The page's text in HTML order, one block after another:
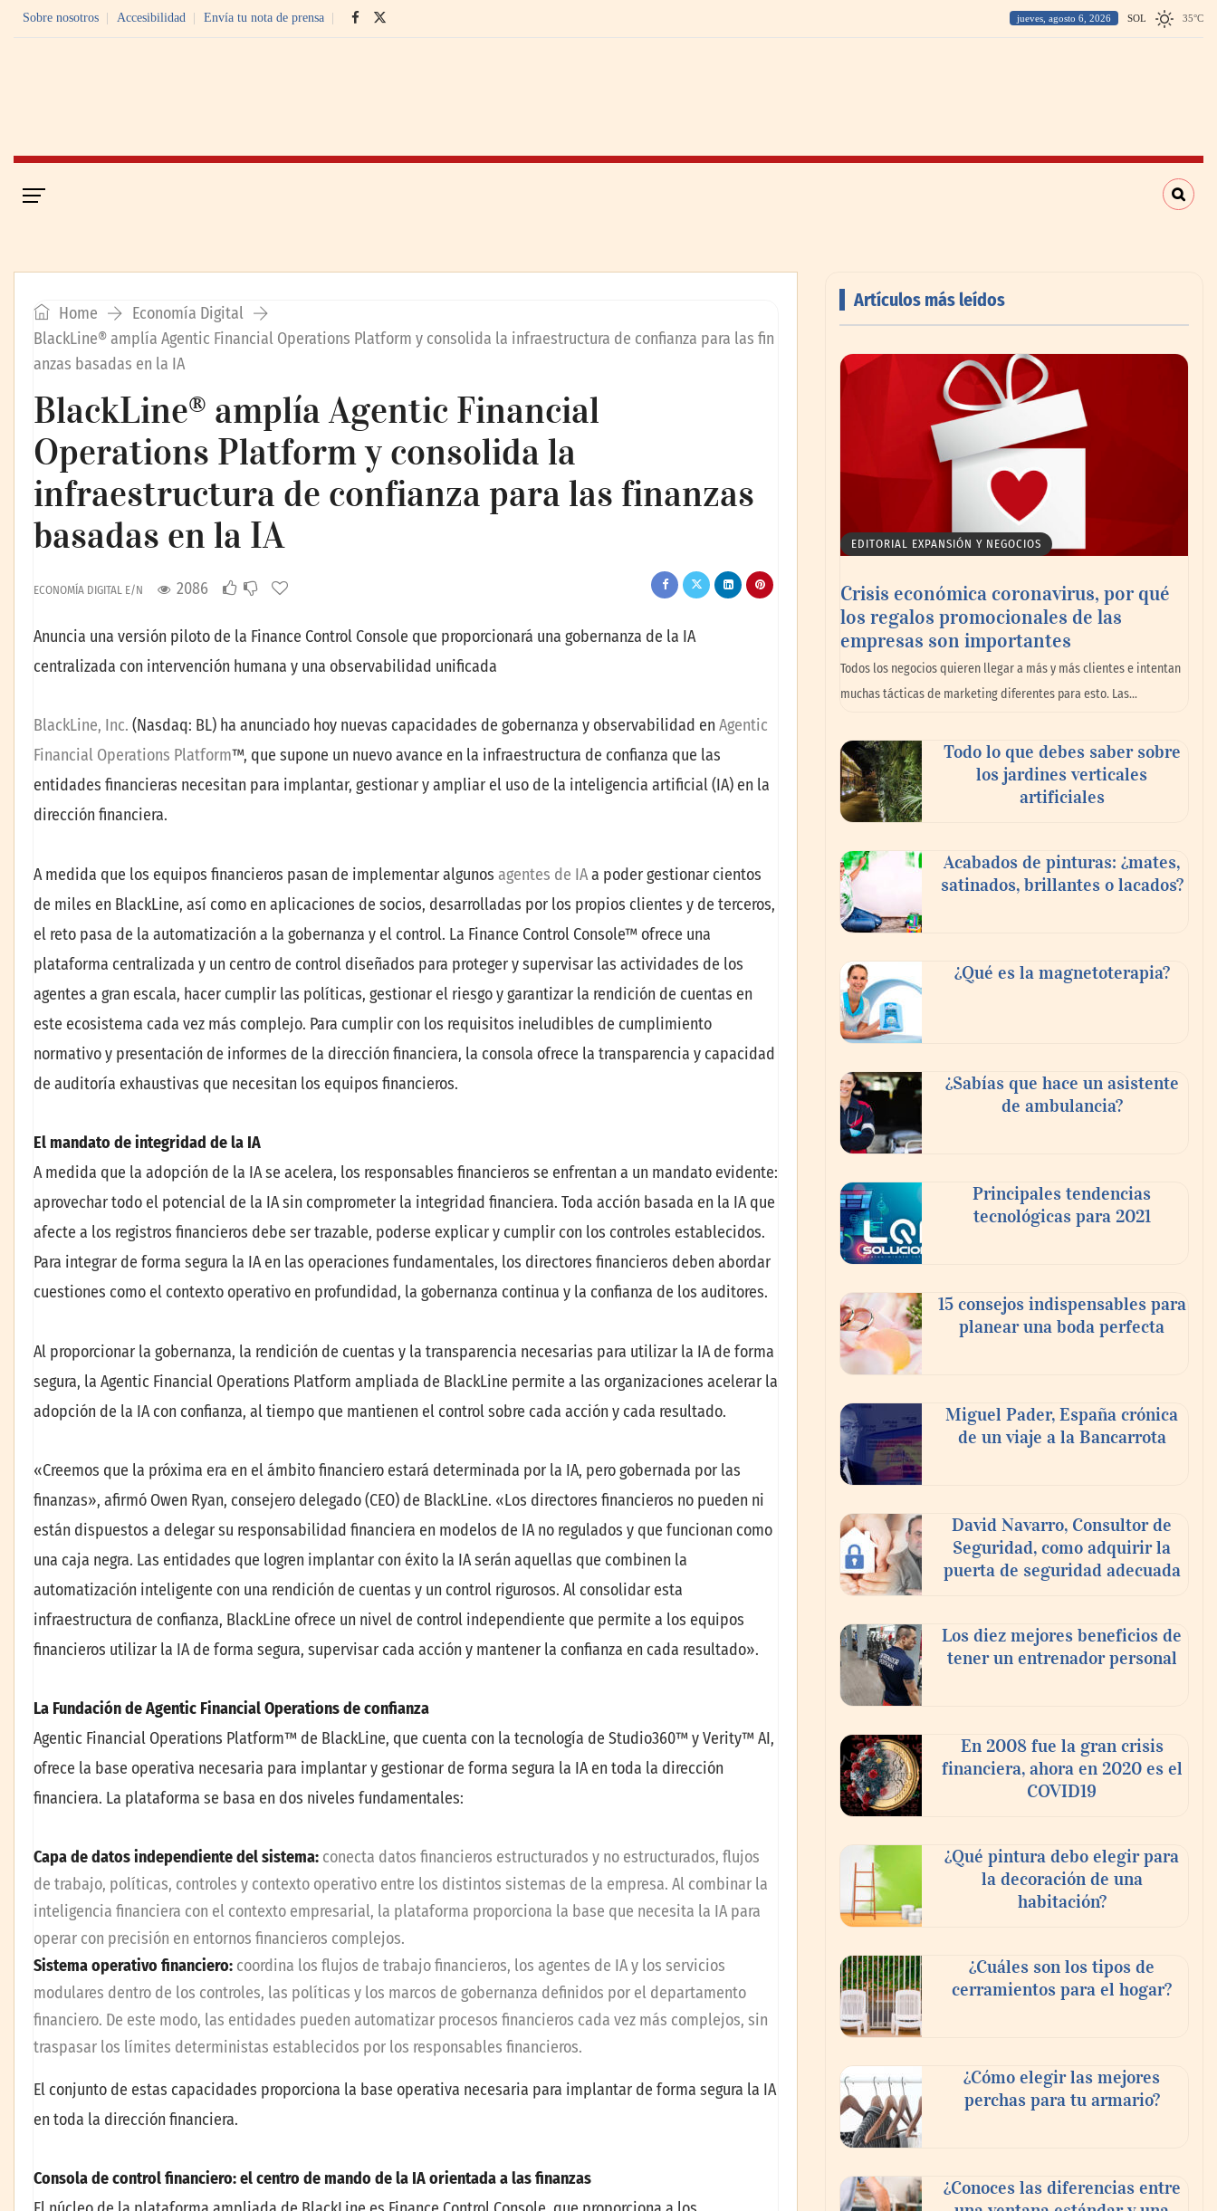
Sobre nosotros Accesibilidad Envía tu nota de prensa jueves, agosto 6, 2026 SOL 35°C
Home
Economía Digital
BlackLine® amplía Agentic Financial Operations Platform y consolida la infraestructura de confianza para las fin
anzas basadas en la IA
BlackLine® amplía Agentic Financial
Operations Platform y consolida la
infraestructura de confianza para las finanzas
basadas en la IA
ECONOMÍA DIGITAL E/N 2086
Anuncia una versión piloto de la Finance Control Console que proporcionará una gobernanza de la IA
centralizada con intervención humana y una observabilidad unificada
BlackLine, Inc. (Nasdaq: BL) ha anunciado hoy nuevas capacidades de gobernanza y observabilidad en Agentic
Financial Operations Platform™, que supone un nuevo avance en la infraestructura de confianza que las
entidades financieras necesitan para implantar, gestionar y ampliar el uso de la inteligencia artificial (IA) en la
dirección financiera.
A medida que los equipos financieros pasan de implementar algunos agentes de IAa poder gestionar cientos
de miles en BlackLine, así como en aplicaciones de socios, desarrolladas por los propios clientes y de terceros,
el reto pasa de la automatización a la gobernanza y el control. La Finance Control Console™ ofrece una
plataforma centralizada y un centro de control diseñados para proteger y supervisar las actividades de los
agentes a gran escala, hacer cumplir las políticas, gestionar el riesgo y garantizar la rendición de cuentas en
este ecosistema cada vez más complejo. Para cumplir con los requisitos ineludibles de cumplimiento
normativo y presentación de informes de la dirección financiera, la consola ofrece la transparencia y capacidad
de auditoría exhaustivas que necesitan los equipos financieros.
El mandato de integridad de la IA
A medida que la adopción de la IA se acelera, los responsables financieros se enfrentan a un mandato evidente:
aprovechar todo el potencial de la IA sin comprometer la integridad financiera. Toda acción basada en la IA que
afecte a los registros financieros debe ser trazable, poderse explicar y cumplir con los controles establecidos.
Para integrar de forma segura la IA en las operaciones fundamentales, los directores financieros deben abordar
cuestiones como el contexto operativo en profundidad, la gobernanza continua y la confianza de los auditores.
Al proporcionar la gobernanza, la rendición de cuentas y la transparencia necesarias para utilizar la IA de forma
segura, la Agentic Financial Operations Platform ampliada de BlackLine permite a las organizaciones acelerar la
adopción de la IA con confianza, al tiempo que mantienen el control sobre cada acción y cada resultado.
«Creemos que la próxima era en el ámbito financiero estará determinada por la IA, pero gobernada por las
finanzas», afirmó Owen Ryan, consejero delegado (CEO) de BlackLine. «Los directores financieros no pueden ni
están dispuestos a delegar su responsabilidad financiera en modelos de IA no regulados y que funcionan como
una caja negra. Las entidades que logren implantar con éxito la IA serán aquellas que combinen la
automatización inteligente con una rendición de cuentas y un control rigurosos. Al consolidar esta
infraestructura de confianza, BlackLine ofrece un nivel de control independiente que permite a los equipos
financieros utilizar la IA de forma segura, supervisar cada acción y mantener la confianza en cada resultado».
La Fundación de Agentic Financial Operations de confianza
Agentic Financial Operations Platform™ de BlackLine, que cuenta con la tecnología de Studio360™ y Verity™ AI,
ofrece la base operativa necesaria para implantar y gestionar de forma segura la IA en toda la dirección
financiera. La plataforma se basa en dos niveles fundamentales:
Capa de datos independiente del sistema: conecta datos financieros estructurados y no estructurados, flujos
de trabajo, políticas, controles y contexto operativo entre los distintos sistemas de la empresa. Al combinar la
inteligencia financiera con el contexto empresarial, la plataforma proporciona la base que necesita la IA para
operar con precisión en entornos financieros complejos.
Sistema operativo financiero: coordina los flujos de trabajo financieros, los agentes de IA y los servicios
modulares dentro de los controles, las políticas y los marcos de gobernanza definidos por el departamento
financiero. De este modo, las entidades pueden automatizar procesos financieros cada vez más complejos, sin
traspasar los límites deterministas establecidos por los responsables financieros.
El conjunto de estas capacidades proporciona la base operativa necesaria para implantar de forma segura la IA
en toda la dirección financiera.
Consola de control financiero: el centro de mando de la IA orientada a las finanzas
Artículos más leídos
EDITORIAL EXPANSIÓN Y NEGOCIOS
Crisis económica coronavirus, por qué
los regalos promocionales de las
empresas son importantes
Todos los negocios quieren llegar a más y más clientes e intentan
muchas tácticas de marketing diferentes para esto. Las…
Todo lo que debes saber sobre
los jardines verticales
artificiales
Acabados de pinturas: ¿mates,
satinados, brillantes o lacados?
¿Qué es la magnetoterapia?
¿Sabías que hace un asistente
de ambulancia?
Principales tendencias
tecnológicas para 2021
15 consejos indispensables para
planear una boda perfecta
Miguel Pader, España crónica
de un viaje a la Bancarrota
David Navarro, Consultor de
Seguridad, como adquirir la
puerta de seguridad adecuada
Los diez mejores beneficios de
tener un entrenador personal
En 2008 fue la gran crisis
financiera, ahora en 2020 es el
COVID19
¿Qué pintura debo elegir para
la decoración de una
habitación?
¿Cuáles son los tipos de
cerramientos para el hogar?
¿Cómo elegir las mejores
perchas para tu armario?
¿Conoces las diferencias entre